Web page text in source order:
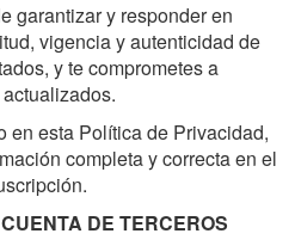
garantizar y responder en
vigencia y autenticidad de
y te comprometes a
en esta Política de Privacidad,
completa y correcta en el
DE TERCEROS